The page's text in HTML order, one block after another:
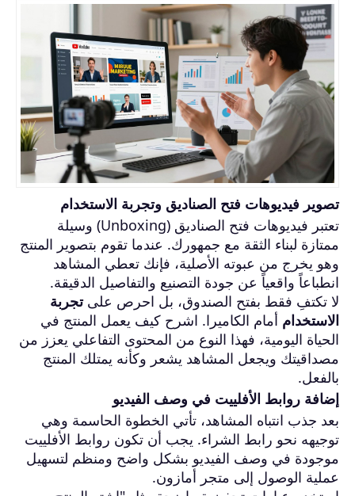
تصوير فيديوهات فتح الصناديق وتجربة الاستخدام
تعتبر فيديوهات فتح الصناديق (Unboxing) وسيلة
ممتازة لبناء الثقة مع جمهورك. عندما تقوم بتصوير المنتج
وهو يخرج من عبوته الأصلية، فإنك تعطي المشاهد
انطباعاً واقعياً عن جودة التصنيع والتفاصيل الدقيقة.
لا تكتفِ فقط بفتح الصندوق، بل احرص علىتجربة
الاستخدام أمام الكاميرا. اشرح كيف يعمل المنتج في
الحياة اليومية، فهذا النوع من المحتوى التفاعلي يعزز من
مصداقيتك ويجعل المشاهد يشعر وكأنه يمتلك المنتج
بالفعل.
إضافة روابط الأفلييت في وصف الفيديو
بعد جذب انتباه المشاهد، تأتي الخطوة الحاسمة وهي
توجيهه نحو رابط الشراء. يجب أن تكون روابط الأفلييت
موجودة في وصف الفيديو بشكل واضح ومنظم لتسهيل
عملية الوصول إلى متجر أمازون.